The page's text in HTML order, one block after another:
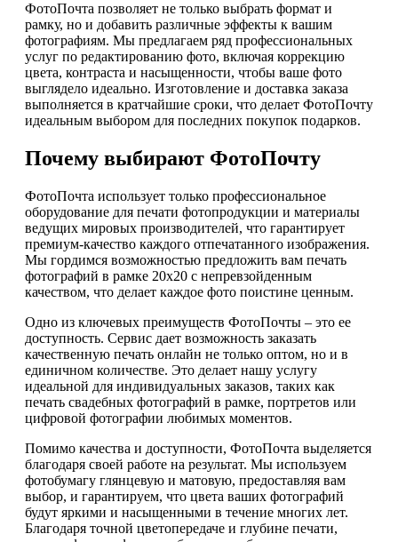
ФотоПочта позволяет не только выбрать формат и
рамку, но и добавить различные эффекты к вашим
фотографиям. Мы предлагаем ряд профессиональных
услуг по редактированию фото, включая коррекцию
цвета, контраста и насыщенности, чтобы ваше фото
выглядело идеально. Изготовление и доставка заказа
выполняется в кратчайшие сроки, что делает ФотоПочту
идеальным выбором для последних покупок подарков.
Почему выбирают ФотоПочту
ФотоПочта использует только профессиональное
оборудование для печати фотопродукции и материалы
ведущих мировых производителей, что гарантирует
премиум-качество каждого отпечатанного изображения.
Мы гордимся возможностью предложить вам печать
фотографий в рамке 20x20 с непревзойденным
качеством, что делает каждое фото поистине ценным.
Одно из ключевых преимуществ ФотоПочты – это ее
доступность. Сервис дает возможность заказать
качественную печать онлайн не только оптом, но и в
единичном количестве. Это делает нашу услугу
идеальной для индивидуальных заказов, таких как
печать свадебных фотографий в рамке, портретов или
цифровой фотографии любимых моментов.
Помимо качества и доступности, ФотоПочта выделяется
благодаря своей работе на результат. Мы используем
фотобумагу глянцевую и матовую, предоставляя вам
выбор, и гарантируем, что цвета ваших фотографий
будут яркими и насыщенными в течение многих лет.
Благодаря точной цветопередаче и глубине печати,